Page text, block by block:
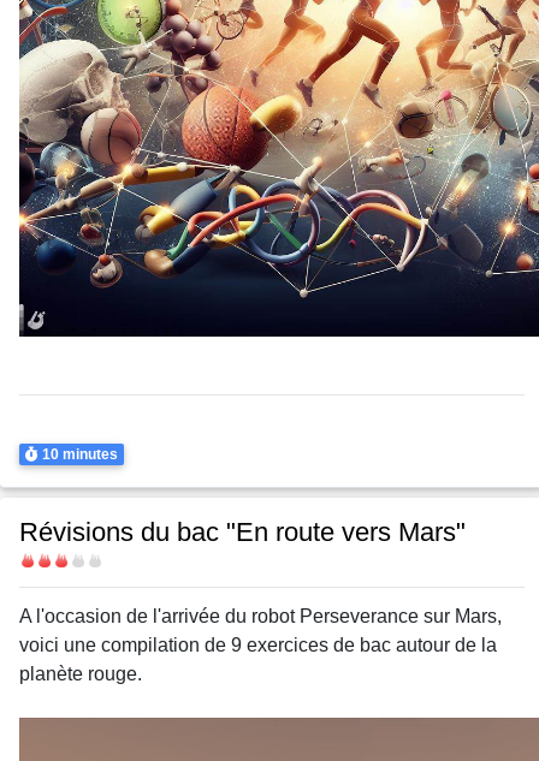
Durée
10 minutes
Révisions du bac "En route vers Mars"
Difficulté
Body
A l'occasion de l'arrivée du robot Perseverance sur Mars,
voici une compilation de 9 exercices de bac autour de la
planète rouge.